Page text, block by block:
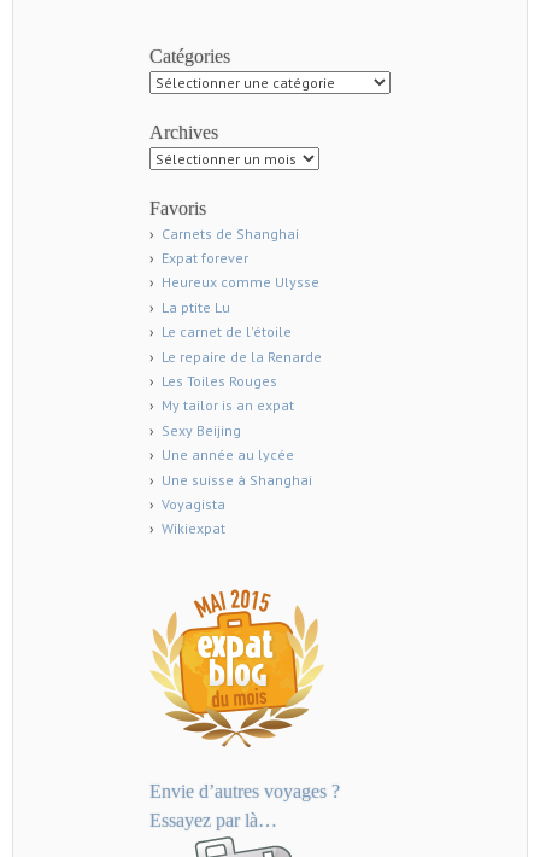
Catégories
Catégories
Archives
Archives
Favoris
Carnets de Shanghai
Expat forever
Heureux comme Ulysse
La ptite Lu
Le carnet de l'étoile
Le repaire de la Renarde
Les Toiles Rouges
My tailor is an expat
Sexy Beijing
Une année au lycée
Une suisse à Shanghai
Voyagista
Wikiexpat
Envie d’autres voyages ?
Essayez par là…